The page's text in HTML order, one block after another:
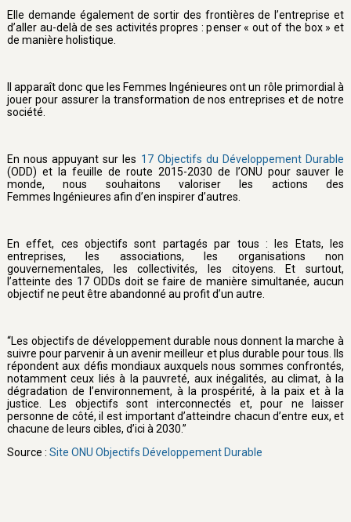
Elle demande également de sortir des frontières de l’entreprise et
d’aller au-delà de ses activités propres : penser « out of the box » et
de manière holistique.
Il apparaît donc que les Femmes Ingénieures ont un rôle primordial à
jouer pour assurer la transformation de nos entreprises et de notre
société.
En nous appuyant sur les 17 Objectifs du Développement Durable
(ODD) et la feuille de route 2015-2030 de l’ONU pour sauver le
monde, nous souhaitons valoriser les actions des
Femmes Ingénieures afin d’en inspirer d’autres.
En effet, ces objectifs sont partagés par tous : les Etats, les
entreprises, les associations, les organisations non
gouvernementales, les collectivités, les citoyens. Et surtout,
l’atteinte des 17 ODDs doit se faire de manière simultanée, aucun
objectif ne peut être abandonné au profit d’un autre.
“Les objectifs de développement durable nous donnent la marche à
suivre pour parvenir à un avenir meilleur et plus durable pour tous. Ils
répondent aux défis mondiaux auxquels nous sommes confrontés,
notamment ceux liés à la pauvreté, aux inégalités, au climat, à la
dégradation de l’environnement, à la prospérité, à la paix et à la
justice. Les objectifs sont interconnectés et, pour ne laisser
personne de côté, il est important d’atteindre chacun d’entre eux, et
chacune de leurs cibles, d’ici à 2030.”
Source : Site ONU Objectifs Développement Durable